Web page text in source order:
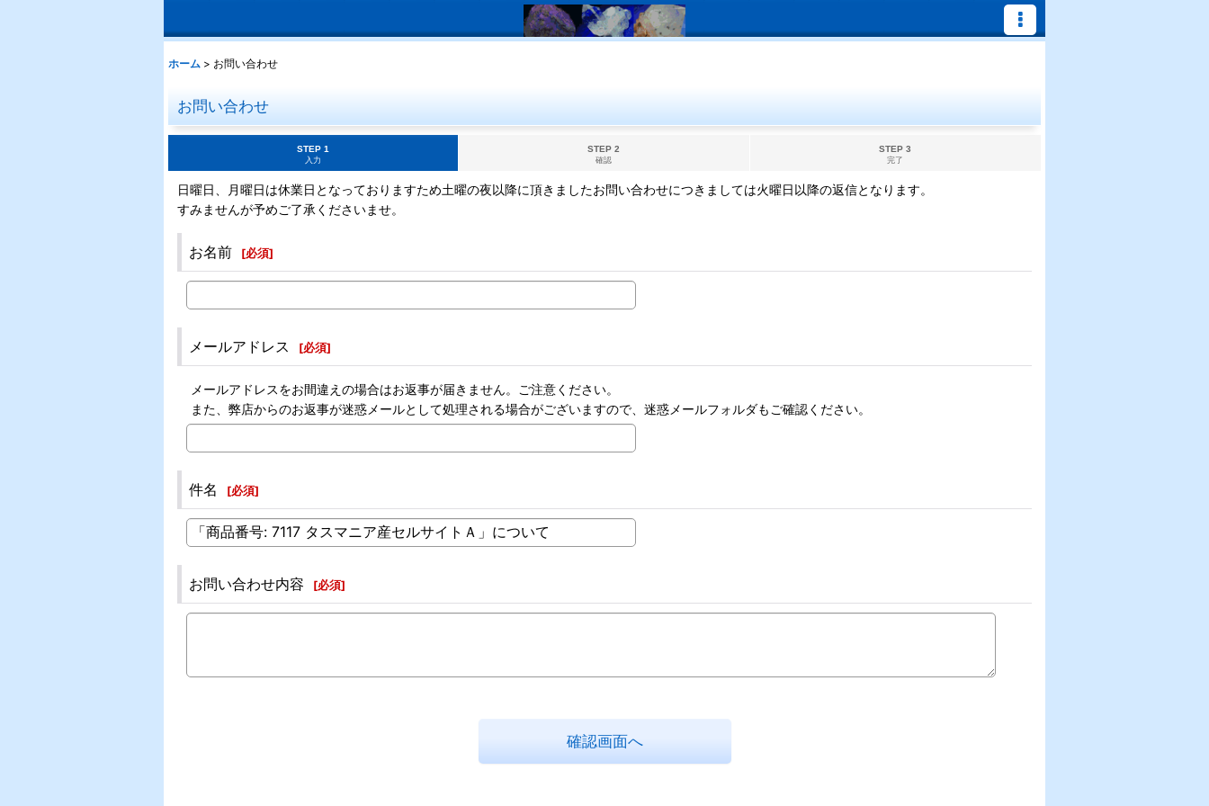
ホーム > お問い合わせ
お問い合わせ
STEP 1
入力
STEP 2
確認
STEP 3
完了
日曜日、月曜日は休業日となっておりますため土曜の夜以降に頂きましたお問い合わせにつきましては火曜日以降の返信となります。
すみませんが予めご了承くださいませ。
お名前 [必須]
メールアドレス [必須]
メールアドレスをお間違えの場合はお返事が届きません。ご注意ください。
また、弊店からのお返事が迷惑メールとして処理される場合がございますので、迷惑メールフォルダもご確認ください。
件名 [必須]
お問い合わせ内容 [必須]
確認画面へ